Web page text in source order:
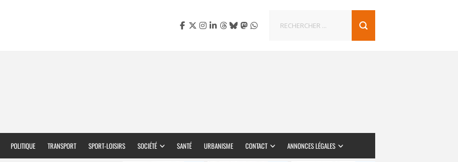
POLITIQUE TRANSPORT SPORT-LOISIRS SOCIÉTÉ SANTÉ URBANISME CONTACT ANNONCES LÉGALES